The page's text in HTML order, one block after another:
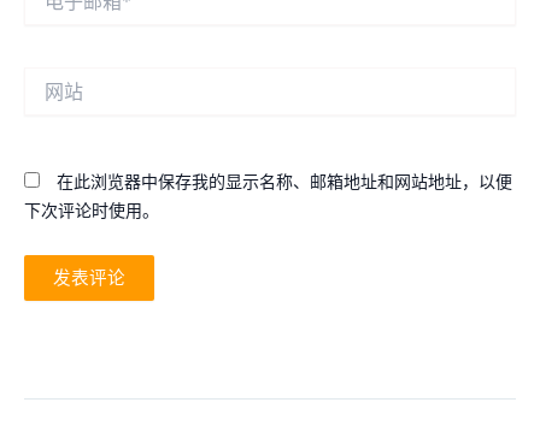
在此浏览器中保存我的显示名称、邮箱地址和网站地址，以便
下次评论时使用。